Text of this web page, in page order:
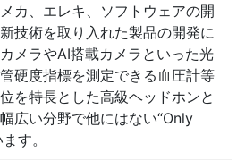
カ、エレキ、ソフトウェアの開
技術を取り入れた製品の開発に
メラやAI搭載カメラといった光
硬度指標を測定できる血圧計等
を特長とした高級ヘッドホンと
広い分野で他にはない“Only
す。